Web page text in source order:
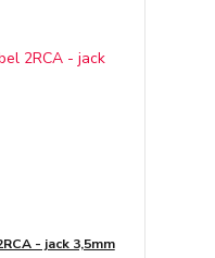
- jack 3,5mm